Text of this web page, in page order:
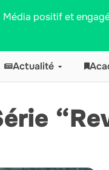
Média positif et
Actualité